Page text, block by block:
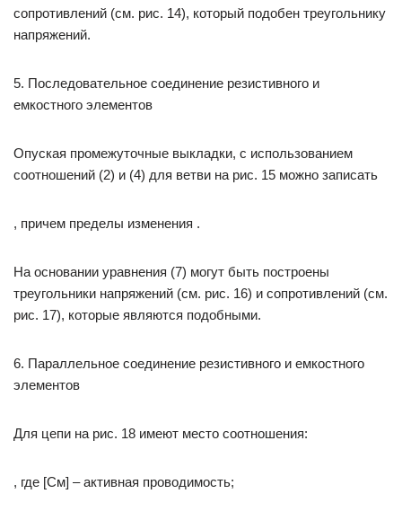
сопротивлений (см. рис. 14), который подобен треугольнику
напряжений.
5. Последовательное соединение резистивного и
емкостного элементов
Опуская промежуточные выкладки, с использованием
соотношений (2) и (4) для ветви на рис. 15 можно записать
, причем пределы изменения .
На основании уравнения (7) могут быть построены
треугольники напряжений (см. рис. 16) и сопротивлений (см.
рис. 17), которые являются подобными.
6. Параллельное соединение резистивного и емкостного
элементов
Для цепи на рис. 18 имеют место соотношения:
, где [См] – активная проводимость;